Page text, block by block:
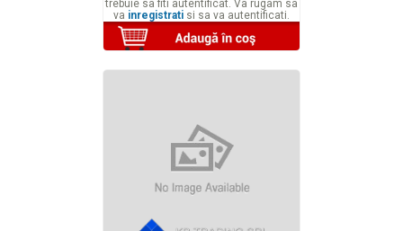
trebuie sa fiti autentificat. Va rugam sa
va inregistrati si sa va autentificati.